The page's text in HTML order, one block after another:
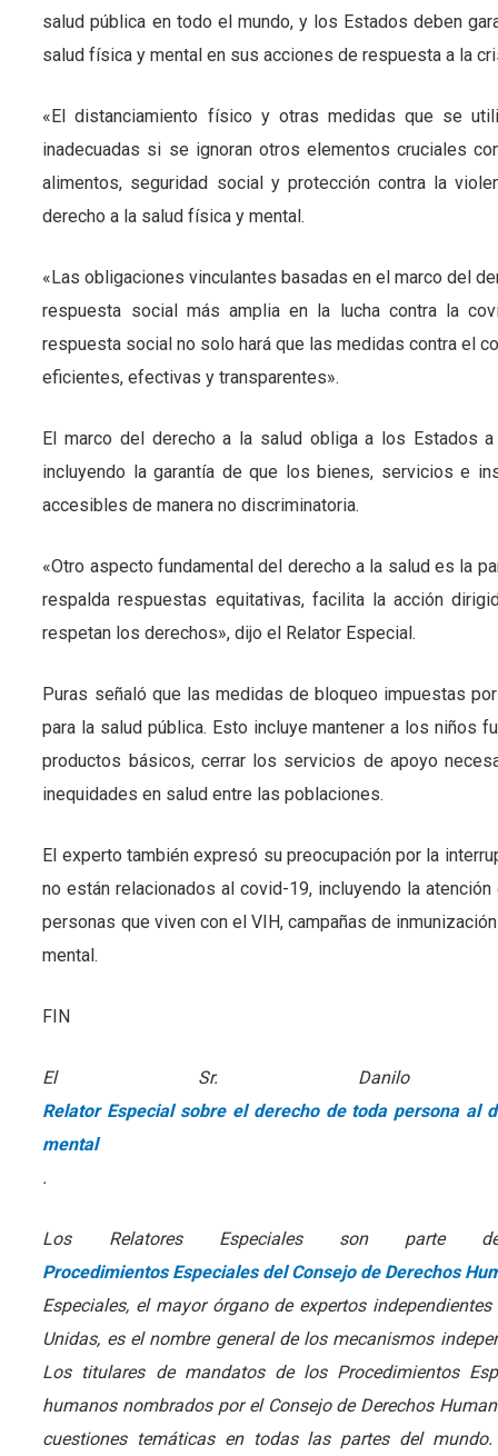
salud pública en todo el mundo, y los Estados deben
salud física y mental en sus acciones de respuesta a la
«El distanciamiento físico y otras medidas que se
inadecuadas si se ignoran otros elementos cruciales
alimentos, seguridad social y protección contra la
derecho a la salud física y mental.
«Las obligaciones vinculantes basadas en el marco del
respuesta social más amplia en la lucha contra la
respuesta social no solo hará que las medidas contra el
eficientes, efectivas y transparentes».
El marco del derecho a la salud obliga a los Estados
incluyendo la garantía de que los bienes, servicios e
accesibles de manera no discriminatoria.
«Otro aspecto fundamental del derecho a la salud es la
respalda respuestas equitativas, facilita la acción
respetan los derechos», dijo el Relator Especial.
Puras señaló que las medidas de bloqueo impuestas
para la salud pública. Esto incluye mantener a los niños
productos básicos, cerrar los servicios de apoyo
inequidades en salud entre las poblaciones.
El experto también expresó su preocupación por la
no están relacionados al covid-19, incluyendo la
personas que viven con el VIH, campañas de
mental.
FIN
El Sr.
Relator Especial sobre el derecho de toda persona
mental
.
Los Relatores Especiales son
Procedimientos Especiales del Consejo de Derechos
Especiales, el mayor órgano de expertos
Unidas, es el nombre general de los mecanismos
Los titulares de mandatos de los Procedimientos
humanos nombrados por el Consejo de Derechos
cuestiones temáticas en todas las partes del